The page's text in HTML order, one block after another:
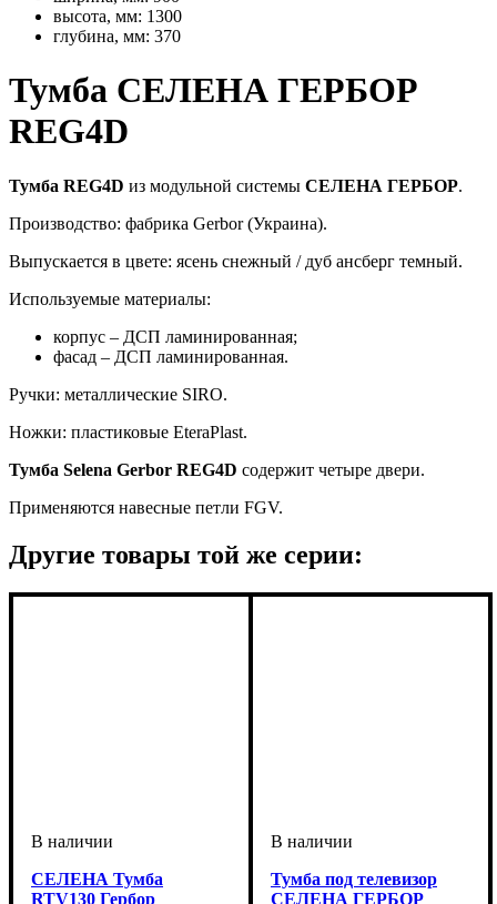
высота, мм: 1300
глубина, мм: 370
Тумба СЕЛЕНА ГЕРБОР
REG4D
Тумба REG4D из модульной системы СЕЛЕНА ГЕРБОР.
Производство: фабрика Gerbor (Украина).
Выпускается в цвете: ясень снежный / дуб ансберг темный.
Используемые материалы:
корпус – ДСП ламинированная;
фасад – ДСП ламинированная.
Ручки: металлические SIRO.
Ножки: пластиковые EteraPlast.
Тумба Selena Gerbor REG4D содержит четыре двери.
Применяются навесные петли FGV.
Другие товары той же серии:
СЕЛЕНА Тумба
RTV130 Гербор
Тумба под телевизор
СЕЛЕНА ГЕРБОР